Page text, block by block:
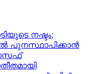
നഷ്ടം;
പുനസ്ഥാപിക്കാൻ